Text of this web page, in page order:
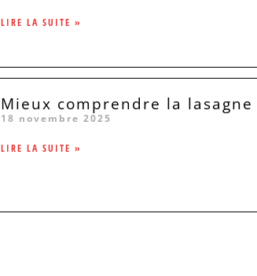
LIRE LA SUITE »
Mieux comprendre la
18 novembre 2025
LIRE LA SUITE »